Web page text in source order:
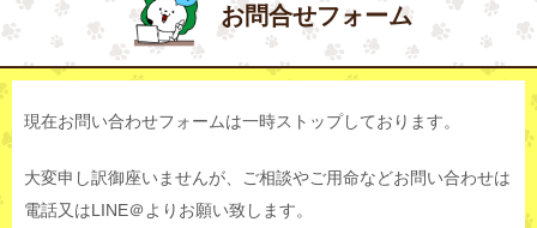
お問合せフォーム
現在お問い合わせフォームは一時ストップしております。
大変申し訳御座いませんが、ご相談やご用命などお問い合わせは
電話又はLINE＠よりお願い致します。